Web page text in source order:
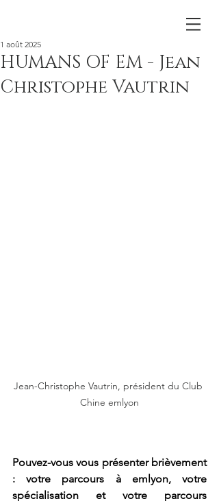
HUMANS OF EM - Jean
Christophe Vautrin
1 août 2025
Jean-Christophe Vautrin, président du Club
Chine emlyon
Pouvez-vous vous présenter brièvement
: votre parcours à emlyon, votre
spécialisation et votre parcours